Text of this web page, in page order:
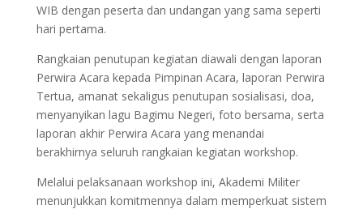
WIB dengan peserta dan undangan yang sama seperti
hari pertama.
Rangkaian penutupan kegiatan diawali dengan laporan
Perwira Acara kepada Pimpinan Acara, laporan Perwira
Tertua, amanat sekaligus penutupan sosialisasi, doa,
menyanyikan lagu Bagimu Negeri, foto bersama, serta
laporan akhir Perwira Acara yang menandai
berakhirnya seluruh rangkaian kegiatan workshop.
Melalui pelaksanaan workshop ini, Akademi Militer
menunjukkan komitmennya dalam memperkuat sistem